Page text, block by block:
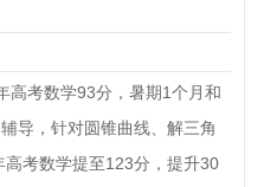
高考数学93分，暑期1个月和
导，针对圆锥曲线、解三角
考数学提至123分，提升30